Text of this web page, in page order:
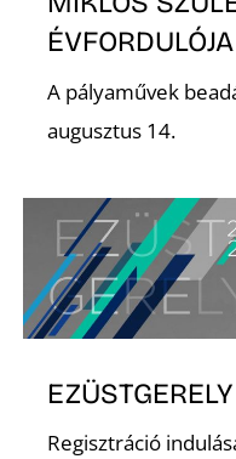
A pályaművek
augusztus 14.
Regisztráció